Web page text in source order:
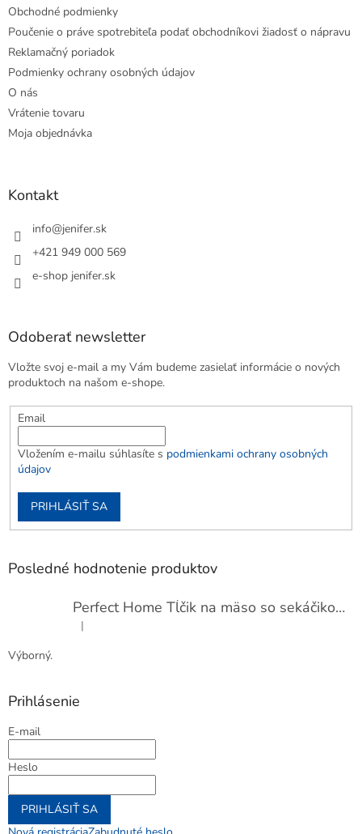
Obchodné podmienky
Poučenie o práve spotrebiteľa podať obchodníkovi žiadosť o nápravu
Reklamačný poriadok
Podmienky ochrany osobných údajov
O nás
Vrátenie tovaru
Moja objednávka
Kontakt
info@jenifer.sk
+421 949 000 569
e-shop jenifer.sk
Odoberať newsletter
Vložte svoj e-mail a my Vám budeme zasielať informácie o nových
produktoch na našom e-shope.
Email
Vložením e-mailu súhlasíte s podmienkami ochrany osobných
údajov
PRIHLÁSIŤ SA
Posledné hodnotenie produktov
Perfect Home Tĺčik na mäso so sekáčikom, 56893
Hodnotenie produktu je 5 z 5 hviezdičiek.
|
Výborný.
Prihlásenie
E-mail
Heslo
PRIHLÁSIŤ SA